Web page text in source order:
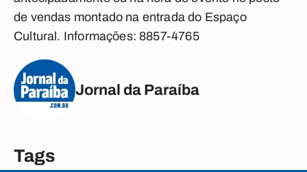
de vendas montado na entrada do Espaço
Cultural. Informações: 8857-4765
Jornal da Paraíba
Tags